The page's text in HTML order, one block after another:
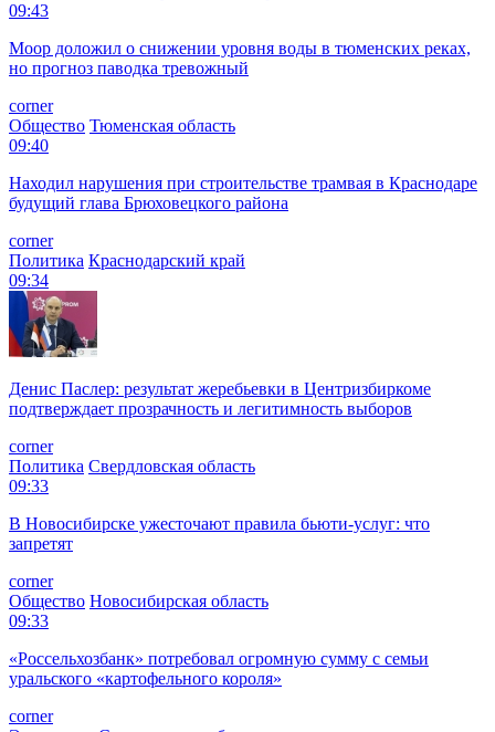
09:43
Моор доложил о снижении уровня воды в тюменских реках,
но прогноз паводка тревожный
corner
Общество Тюменская область
09:40
Находил нарушения при строительстве трамвая в Краснодаре
будущий глава Брюховецкого района
corner
Политика Краснодарский край
09:34
Денис Паслер: результат жеребьевки в Центризбиркоме
подтверждает прозрачность и легитимность выборов
corner
Политика Свердловская область
09:33
В Новосибирске ужесточают правила бьюти-услуг: что
запретят
corner
Общество Новосибирская область
09:33
«Россельхозбанк» потребовал огромную сумму с семьи
уральского «картофельного короля»
corner